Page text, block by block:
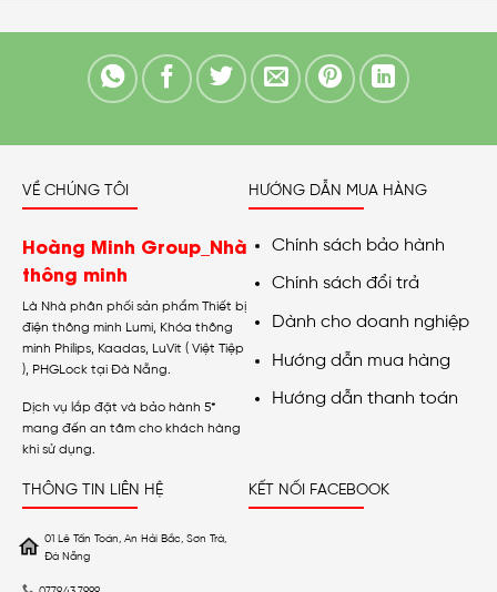
VỀ CHÚNG TÔI
Hoàng Minh Group_Nhà
thông minh
Là Nhà phân phối sản phẩm Thiết bị
điện thông minh Lumi, Khóa thông
minh Philips, Kaadas, LuVit ( Việt Tiệp
), PHGLock tại Đà Nẵng.
Dịch vụ lắp đặt và bảo hành 5*
mang đến an tâm cho khách hàng
khi sử dụng.
HƯỚNG DẪN MUA HÀNG
Chính sách bảo hành
Chính sách đổi trả
Dành cho doanh nghiệp
Hướng dẫn mua hàng
Hướng dẫn thanh toán
THÔNG TIN LIÊN HỆ
01 Lê Tấn Toán, An Hải Bắc, Sơn Trà,
Đà Nẵng
KẾT NỐI FACEBOOK